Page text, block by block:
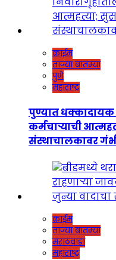
क्राईम
ताज्या बातम्या
पुणे
महाराष्ट्र
पुण्यात धक्कादायक
कर्मचाऱ्याची
संस्थाचालकावर
क्राईम
ताज्या बातम्या
मराठवाडा
महाराष्ट्र